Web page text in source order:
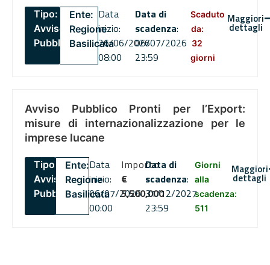
Tipo:
Avviso
Pubblico
Ente:
Regione
Basilicata
Data
inizio:
26/06/2026
08:00
Data di
scadenza:
06/07/2026
23:59
Scaduto
da:
32
giorni
Maggiori
dettagli
Avviso Pubblico Pronti per l’Export:
misure di internazionalizzazione per le
imprese lucane
Tipo:
Avviso
Pubblico
Ente:
Regione
Basilicata
Data
inizio:
06/07/2026
00:00
Importo
€
5,500,000
Data di
scadenza:
31/12/2027
23:59
Giorni
alla
scadenza:
511
Maggiori
dettagli